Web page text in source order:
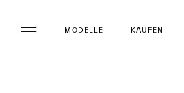
MODELLE KAUFEN